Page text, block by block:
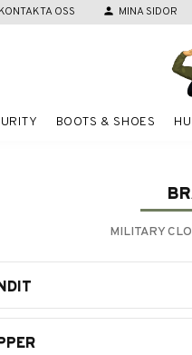
OSS person MINA SIDOR
BOOTS & SHOES
MILITARY